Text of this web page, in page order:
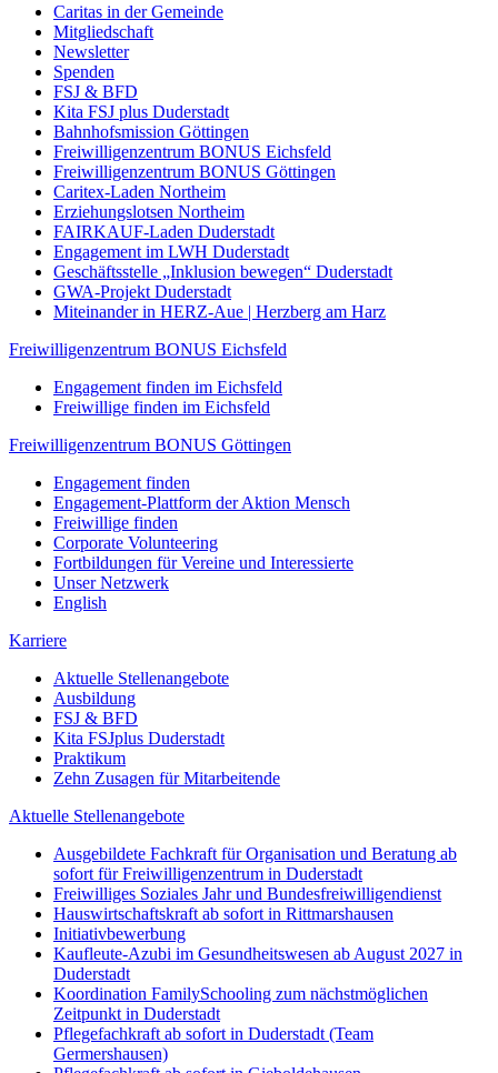
Caritas in der Gemeinde
Mitgliedschaft
Newsletter
Spenden
FSJ & BFD
Kita FSJ plus Duderstadt
Bahnhofsmission Göttingen
Freiwilligenzentrum BONUS Eichsfeld
Freiwilligenzentrum BONUS Göttingen
Caritex-Laden Northeim
Erziehungslotsen Northeim
FAIRKAUF-Laden Duderstadt
Engagement im LWH Duderstadt
Geschäftsstelle „Inklusion bewegen“ Duderstadt
GWA-Projekt Duderstadt
Miteinander in HERZ-Aue | Herzberg am Harz
Freiwilligenzentrum BONUS Eichsfeld
Engagement finden im Eichsfeld
Freiwillige finden im Eichsfeld
Freiwilligenzentrum BONUS Göttingen
Engagement finden
Engagement-Plattform der Aktion Mensch
Freiwillige finden
Corporate Volunteering
Fortbildungen für Vereine und Interessierte
Unser Netzwerk
English
Karriere
Aktuelle Stellenangebote
Ausbildung
FSJ & BFD
Kita FSJplus Duderstadt
Praktikum
Zehn Zusagen für Mitarbeitende
Aktuelle Stellenangebote
Ausgebildete Fachkraft für Organisation und Beratung ab
sofort für Freiwilligenzentrum in Duderstadt
Freiwilliges Soziales Jahr und Bundesfreiwilligendienst
Hauswirtschaftskraft ab sofort in Rittmarshausen
Initiativbewerbung
Kaufleute-Azubi im Gesundheitswesen ab August 2027 in
Duderstadt
Koordination FamilySchooling zum nächstmöglichen
Zeitpunkt in Duderstadt
Pflegefachkraft ab sofort in Duderstadt (Team
Germershausen)